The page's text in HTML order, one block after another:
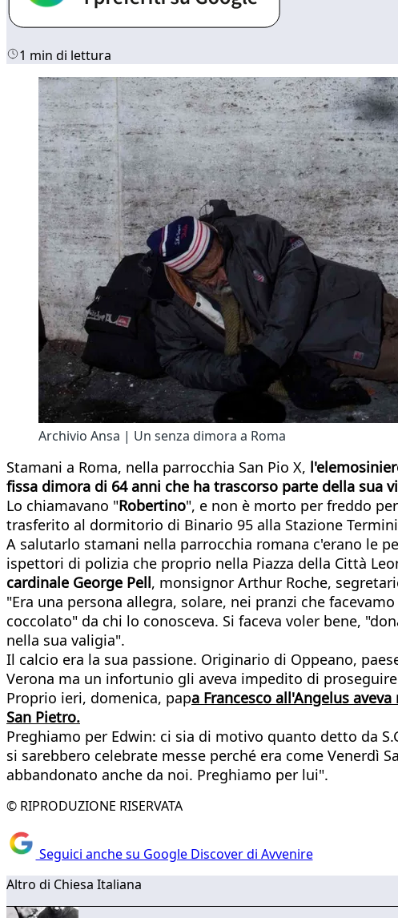
1 min di lettura
Archivio Ansa | Un senza dimora a Roma
Stamani a Roma, nella parrocchia San Pio X,
fissa dimora di 64 anni che ha trascorso parte della sua
Lo chiamavano "Robertino", e non è morto per freddo
trasferito al dormitorio di Binario 95 alla Stazione
A salutarlo stamani nella parrocchia romana c'erano le
ispettori di polizia che proprio nella Piazza della Città
cardinale George Pell, monsignor Arthur Roche,
"Era una persona allegra, solare, nei pranzi che
coccolato" da chi lo conosceva. Si faceva voler bene,
nella sua valigia".
Il calcio era la sua passione. Originario di Oppeano,
Verona ma un infortunio gli aveva impedito di
Proprio ieri, domenica, papa Francesco all'Angelus
San Pietro.
Preghiamo per Edwin: ci sia di motivo quanto detto da
si sarebbero celebrate messe perché era come Venerdì
abbandonato anche da noi. Preghiamo per lui".
© RIPRODUZIONE RISERVATA
Seguici anche su Google Discover di Avvenire
Altro di Chiesa Italiana